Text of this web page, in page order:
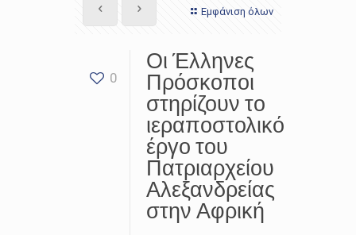
Εμφάνιση όλων
0
Οι Έλληνες
Πρόσκοποι
στηρίζουν το
ιεραποστολικό
έργο του
Πατριαρχείου
Αλεξανδρείας
στην Αφρική